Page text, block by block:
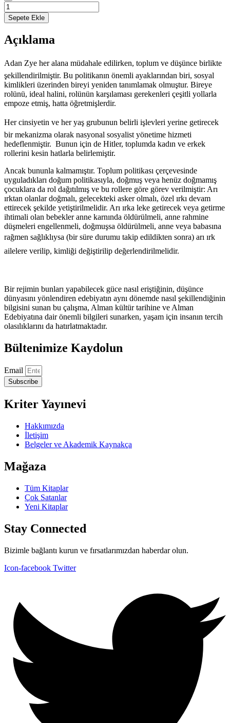
Nasyonal
Sosyalist
Dönemde
Yaşam
ve
Yazını
Sepete Ekle
Açıklama
Adan Zye her alana müdahale edilirken, toplum ve düşünce birlikte
şekillendirilmiştir. Bu politikanın önemli ayaklarından biri, sosyal
kimlikleri üzerinden bireyi yeniden tanımlamak olmuştur. Bireye
rolünü, ideal halini, rolünün karşılaması gerekenleri çeşitli yollarla
empoze etmiş, hatta öğretmişlerdir.
Her cinsiyetin ve her yaş grubunun belirli işlevleri yerine getirecek
bir mekanizma olarak nasyonal sosyalist yönetime hizmeti
hedeflenmiştir. Bunun için de Hitler, toplumda kadın ve erkek
rollerini kesin hatlarla belirlemiştir.
Ancak bununla kalmamıştır. Toplum politikası çerçevesinde
uyguladıkları doğum politikasıyla, doğmuş veya henüz doğmamış
çocuklara da rol dağıtılmış ve bu rollere göre görev verilmiştir: Arı
ırktan olanlar doğmalı, gelecekteki asker olmalı, özel ırkı devam
ettirecek şekilde yetiştirilmelidir. Arı ırka leke getirecek veya getirme
ihtimali olan bebekler anne karnında öldürülmeli, anne rahmine
düşmeleri engellenmeli, doğmuşsa öldürülmeli, anne veya babasına
rağmen sağlıklıysa (bir süre durumu takip edildikten sonra) arı ırk
ailelere verilip, kimliği değiştirilip değerlendirilmelidir.
Bir rejimin bunları yapabilecek güce nasıl eriştiğinin, düşünce
dünyasını yönlendiren edebiyatın aynı dönemde nasıl şekillendiğinin
bilgisini sunan bu çalışma, Alman kültür tarihine ve Alman
Edebiyatına dair önemli bilgileri sunarken, yaşam için insanın tercih
olasılıklarını da hatırlatmaktadır.
Bültenimize Kaydolun
Email
Subscribe
Kriter Yayınevi
Hakkımızda
İletişim
Belgeler ve Akademik Kaynakça
Mağaza
Tüm Kitaplar
Çok Satanlar
Yeni Kitaplar
Stay Connected
Bizimle bağlantı kurun ve fırsatlarımızdan haberdar olun.
Icon-facebook Twitter